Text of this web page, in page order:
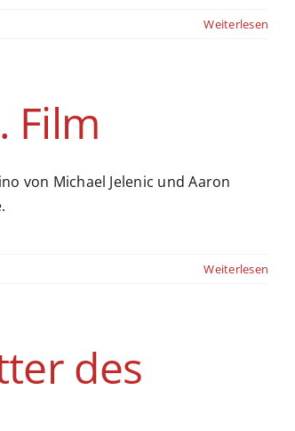
Weiterlesen
Film
von Michael Jelenic und Aaron
Weiterlesen
des